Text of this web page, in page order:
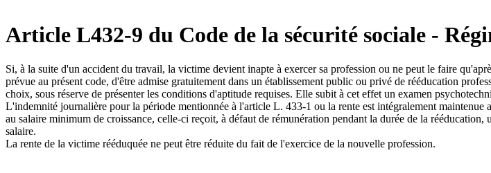
Article L432-9 du Code de la sécurité sociale -
Si, à la suite d'un accident du travail, la victime devient inapte à exercer sa profession ou ne peut le faire
prévue au présent code, d'être admise gratuitement dans un établissement public ou privé de rééducation
choix, sous réserve de présenter les conditions d'aptitude requises. Elle subit à cet effet un examen
L'indemnité journalière pour la période mentionnée à l'article L. 433-1 ou la rente est intégralement
au salaire minimum de croissance, celle-ci reçoit, à défaut de rémunération pendant la durée de la
salaire.
La rente de la victime rééduquée ne peut être réduite du fait de l'exercice de la nouvelle profession.